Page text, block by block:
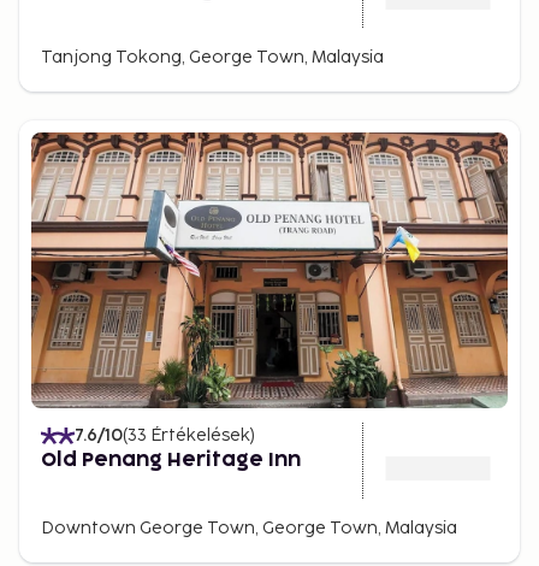
Tanjong Tokong, George Town, Malaysia
7.6/10(33 Értékelések)
Old Penang Heritage Inn
Downtown George Town, George Town, Malaysia